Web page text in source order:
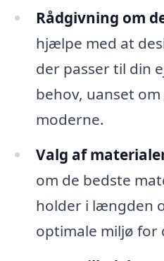
Rådgivning om
hjælpe med at
der passer til din
behov, uanset
moderne.
Valg af
om de bedste
holder i længden
optimale miljø for